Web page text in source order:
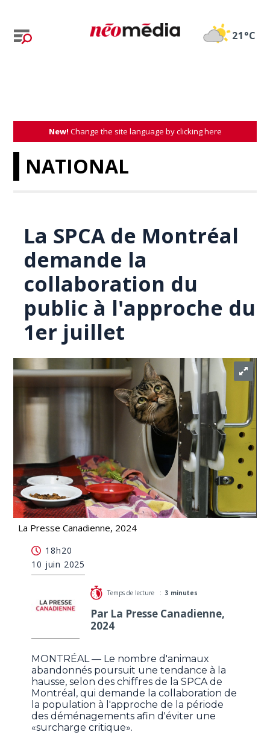
21°C
New! Change the site language by clicking here
NATIONAL
La SPCA de Montréal
demande la
collaboration du
public à l'approche du
1er juillet
La Presse Canadienne, 2024
public à l'approche du 1er juillet
18h20
10 juin 2025
Temps de lecture :3 minutes
Par La Presse Canadienne,
2024
MONTRÉAL — Le nombre d'animaux
abandonnés poursuit une tendance à la
hausse, selon des chiffres de la SPCA de
Montréal, qui demande la collaboration de
la population à l'approche de la période
des déménagements afin d'éviter une
«surcharge critique».